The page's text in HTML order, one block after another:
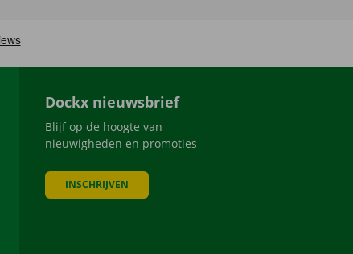
Dockx nieuwsbrief
Blijf op de hoogte van
nieuwigheden en promoties
INSCHRIJVEN